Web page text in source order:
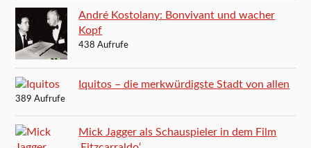
André Kostolany: Bonvivant und wacher
Kopf
438 Aufrufe
Iquitos – die merkwürdigste Stadt von allen
389 Aufrufe
Mick Jagger als Schauspieler in dem Film